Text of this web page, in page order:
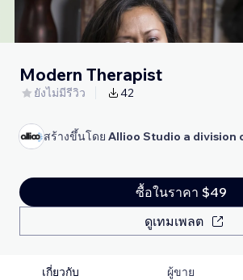
Modern Therapist
ยังไม่มีรีวิว 42
สร้างขึ้นโดย Allioo Studio a division
ซื้อในราคา $49
ดูเทมเพลต
เกี่ยวกับ ผู้ขาย